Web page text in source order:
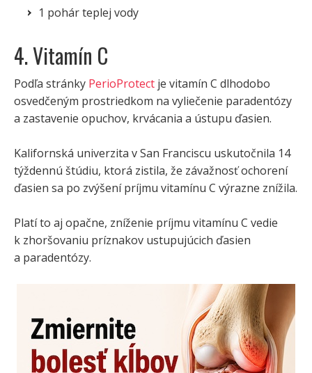
1 pohár teplej vody
4. Vitamín C
Podľa stránky PerioProtect je vitamín C dlhodobo
osvedčeným prostriedkom na vyliečenie paradentózy
a zastavenie opuchov, krvácania a ústupu ďasien.
Kalifornská univerzita v San Franciscu uskutočnila 14
týždennú štúdiu, ktorá zistila, že závažnosť ochorení
ďasien sa po zvýšení príjmu vitamínu C výrazne znížila.
Platí to aj opačne, zníženie príjmu vitamínu C vedie
k zhoršovaniu príznakov ustupujúcich ďasien
a paradentózy.